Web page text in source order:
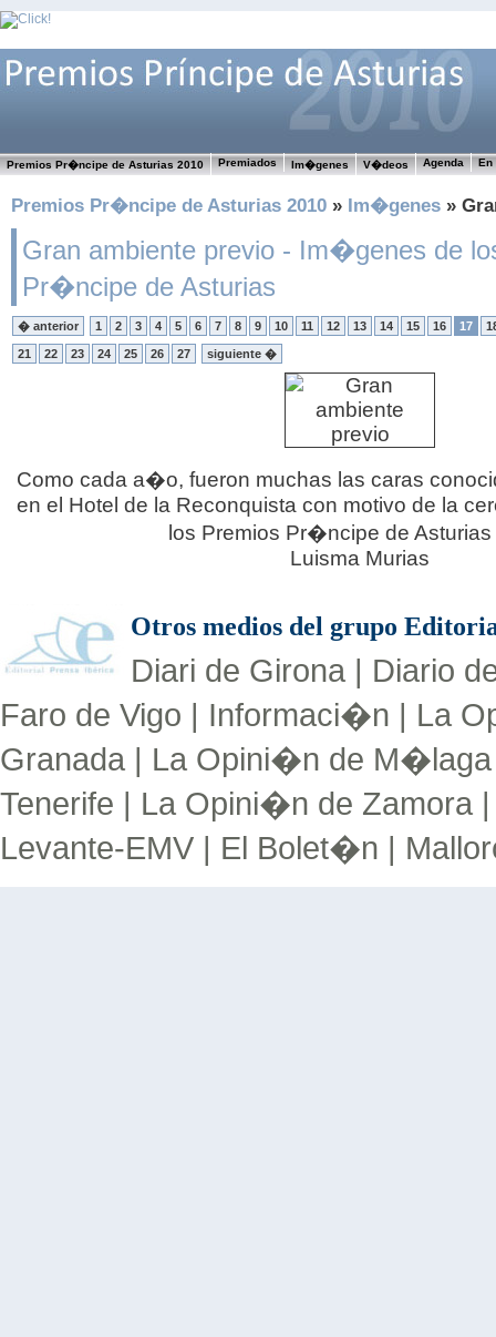
Premios Pr�ncipe de Asturias 2010 Premiados Im�genes V�deos Agenda En
Premios Pr�ncipe de Asturias 2010 » Im�genes »
Gran ambiente previo - Im�genes de
Pr�ncipe de Asturias
� anterior 1 2 3 4 5 6 7 8 9 10 11 12 13 14 15 16 17
21 22 23 24 25 26 27 siguiente �
Como cada a�o, fueron muchas las caras
en el Hotel de la Reconquista con motivo de la
los Premios Pr�ncipe de
Luisma Murias
Otros medios del grupo
Diari de Girona | Diario
Faro de Vigo | Informaci�n | La
Granada | La Opini�n de M�laga
Tenerife | La Opini�n de Zamora
Levante-EMV | El Bolet�n |